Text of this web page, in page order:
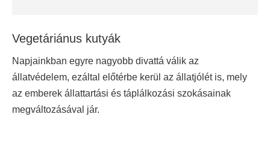
Vegetáriánus kutyák
Napjainkban egyre nagyobb divattá válik az
állatvédelem, ezáltal előtérbe kerül az állatjólét is, mely
az emberek állattartási és táplálkozási szokásainak
megváltozásával jár.